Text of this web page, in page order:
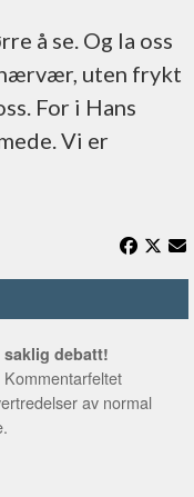
å se. Og la oss
uten frykt
For i Hans
Vi er
debatt!
av normal